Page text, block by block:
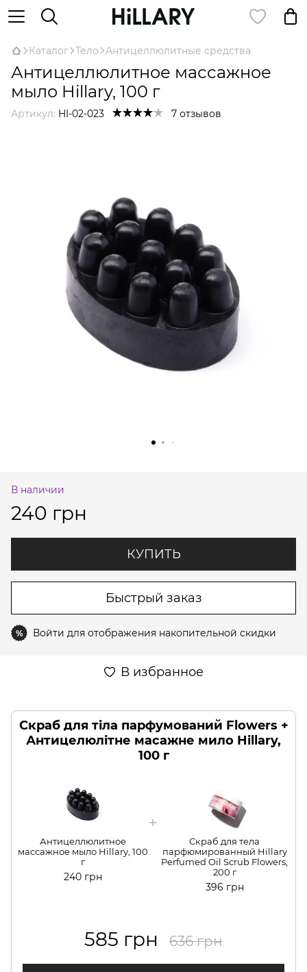
Каталог Тело Антицеллюлитные средства
Антицеллюлитное массажное
мыло Hillary, 100 г
Артикул: HI-02-023 7 отзывов
В наличии
240 грн
КУПИТЬ
Быстрый заказ
% Войти для отображения накопительной скидки
В избранное
Скраб для тіла парфумований Flowers +
Антицелюлітне масажне мило Hillary,
100 г
Антицеллюлитное
массажное мыло Hillary, 100
г
240 грн
Скраб для тела
парфюмированный Hillary
Perfumed Oil Scrub Flowers,
200 г
396 грн
585 грн 636 грн